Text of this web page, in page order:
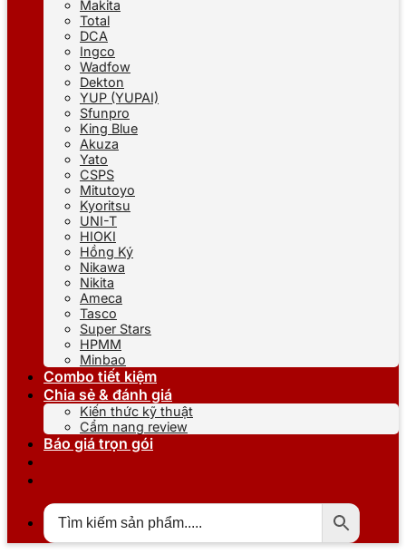
Makita
Total
DCA
Ingco
Wadfow
Dekton
YUP (YUPAI)
Sfunpro
King Blue
Akuza
Yato
CSPS
Mitutoyo
Kyoritsu
UNI-T
HIOKI
Hồng Ký
Nikawa
Nikita
Ameca
Tasco
Super Stars
HPMM
Minbao
Combo tiết kiệm
Chia sẻ & đánh giá
Kiến thức kỹ thuật
Cẩm nang review
Báo giá trọn gói